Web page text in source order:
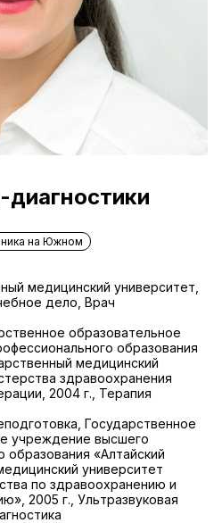
на Южном
медицинский университет,
дело, Врач
образовательное
образования
медицинский
здравоохранения
2004 г., Терапия
Государственное
учреждение высшего
образования «Алтайский
университет
по здравоохранению и
2005 г., Ультразвуковая